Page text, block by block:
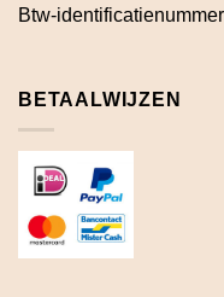
Btw-
BETAALWIJZEN